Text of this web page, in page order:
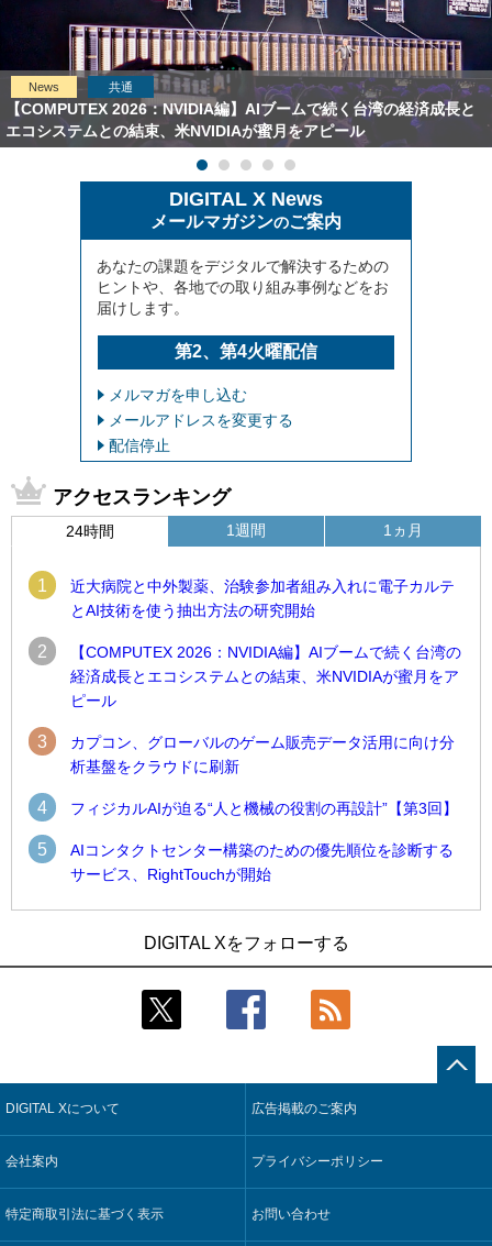
News 共通
【COMPUTEX 2026：NVIDIA編】AIブームで続く台湾の経済成長と
エコシステムとの結束、米NVIDIAが蜜月をアピール
DIGITAL X News
メールマガジンのご案内
あなたの課題をデジタルで解決するための
ヒントや、各地での取り組み事例などをお
届けします。
第2、第4火曜配信
メルマガを申し込む
メールアドレスを変更する
配信停止
アクセスランキング
24時間
1
近大病院と中外製薬、治験参加者組み入れに電子カルテ
とAI技術を使う抽出方法の研究開始
2
【COMPUTEX 2026：NVIDIA編】AIブームで続く台湾の
経済成長とエコシステムとの結束、米NVIDIAが蜜月をア
ピール
3
カプコン、グローバルのゲーム販売データ活用に向け分
析基盤をクラウドに刷新
4 フィジカルAIが迫る“人と機械の役割の再設計”【第3回】
5
AIコンタクトセンター構築のための優先順位を診断する
サービス、RightTouchが開始
1週間
技術を使う抽出方法の研究開始
Umios、消費者起点の販売計画策定に向けたAIシステムを本格
コスモ石油、製油所の設備点検への四足歩行ロボット利用を
検証
【COMPUTEX 2026：Arm編】チップ自社製造で鍵を握る台
5 フィジカルAIが迫る“人と機械の役割の再設計”【第3回】
1ヵ月
合基盤を本格稼働
鹿島建設、鋼管柱へのコンクリート充填時の異常を検出する
AIを遠隔監視システムに実装
近大病院と中外製薬、治験参加者組み入れに電子カルテとAI
技術を使う抽出方法の研究開始
そもそも今の仕事はAIエージェントを求めているのか【第25
5
製造業の現場の暗黙知を組織横断で活用するためのナレッジ
管理基盤、LIGHTzが提供
DIGITAL Xをフォローする
DIGITAL Xについて 広告掲載のご案内
会社案内 プライバシーポリシー
特定商取引法に基づく表示 お問い合わせ